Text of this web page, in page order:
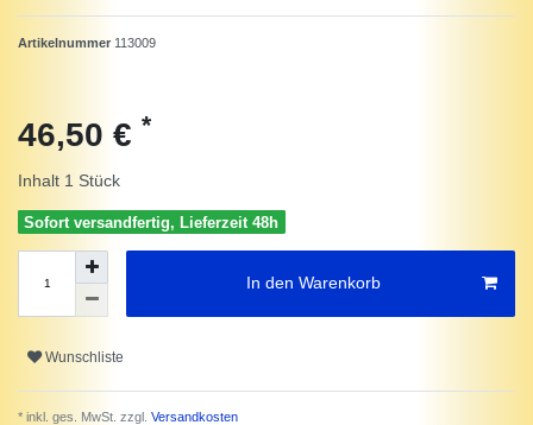
Artikelnummer 113009
46,50 € *
Inhalt 1 Stück
Sofort versandfertig, Lieferzeit 48h
In den Warenkorb
Wunschliste
* inkl. ges. MwSt. zzgl. Versandkosten